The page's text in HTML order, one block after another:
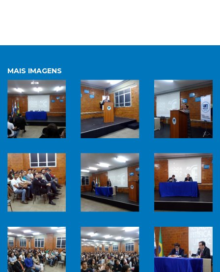
MAIS IMAGENS